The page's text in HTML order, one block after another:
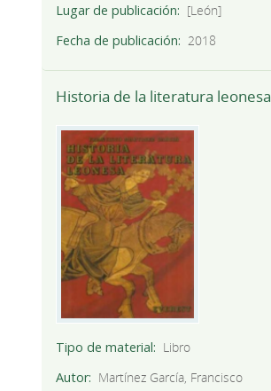
Lugar de publicación
[León]
Fecha de publicación
2018
Historia de la literatura leonesa
Tipo de material
Libro
Autor
Martínez García, Francisco